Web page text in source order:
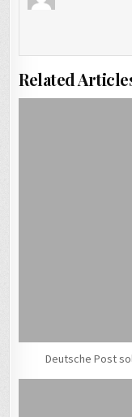
Related
Deutsche Post